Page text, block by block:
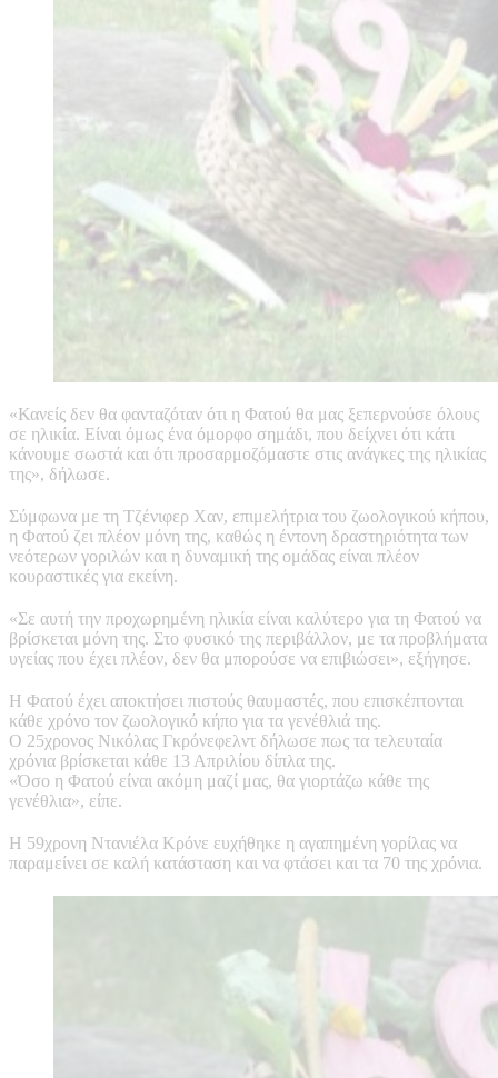
«Κανείς δεν θα φανταζόταν ότι η Φατού θα μας ξεπερνούσε όλους
σε ηλικία. Είναι όμως ένα όμορφο σημάδι, που δείχνει ότι κάτι
κάνουμε σωστά και ότι προσαρμοζόμαστε στις ανάγκες της ηλικίας
της», δήλωσε.
Σύμφωνα με τη Τζένιφερ Χαν, επιμελήτρια του ζωολογικού κήπου,
η Φατού ζει πλέον μόνη της, καθώς η έντονη δραστηριότητα των
νεότερων γοριλών και η δυναμική της ομάδας είναι πλέον
κουραστικές για εκείνη.
«Σε αυτή την προχωρημένη ηλικία είναι καλύτερο για τη Φατού να
βρίσκεται μόνη της. Στο φυσικό της περιβάλλον, με τα προβλήματα
υγείας που έχει πλέον, δεν θα μπορούσε να επιβιώσει», εξήγησε.
Η Φατού έχει αποκτήσει πιστούς θαυμαστές, που επισκέπτονται
κάθε χρόνο τον ζωολογικό κήπο για τα γενέθλιά της.
Ο 25χρονος Νικόλας Γκρόνεφελντ δήλωσε πως τα τελευταία
χρόνια βρίσκεται κάθε 13 Απριλίου δίπλα της.
«Όσο η Φατού είναι ακόμη μαζί μας, θα γιορτάζω κάθε της
γενέθλια», είπε.
Η 59χρονη Ντανιέλα Κρόνε ευχήθηκε η αγαπημένη γορίλας να
παραμείνει σε καλή κατάσταση και να φτάσει και τα 70 της χρόνια.